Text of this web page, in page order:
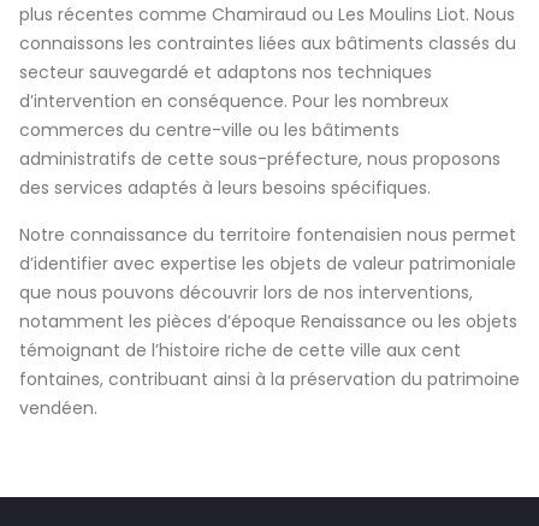
plus récentes comme Chamiraud ou Les Moulins Liot. Nous
connaissons les contraintes liées aux bâtiments classés du
secteur sauvegardé et adaptons nos techniques
d’intervention en conséquence. Pour les nombreux
commerces du centre-ville ou les bâtiments
administratifs de cette sous-préfecture, nous proposons
des services adaptés à leurs besoins spécifiques.
Notre connaissance du territoire fontenaisien nous permet
d’identifier avec expertise les objets de valeur patrimoniale
que nous pouvons découvrir lors de nos interventions,
notamment les pièces d’époque Renaissance ou les objets
témoignant de l’histoire riche de cette ville aux cent
fontaines, contribuant ainsi à la préservation du patrimoine
vendéen.